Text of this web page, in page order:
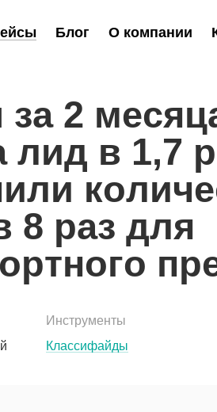
Блог О компании
2
лид в 1,7
8 раз для
Инструменты
Классифайды